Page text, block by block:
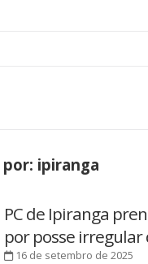
ipiranga
PC de Ipiranga
por posse irregular
16 de setembro de 2025